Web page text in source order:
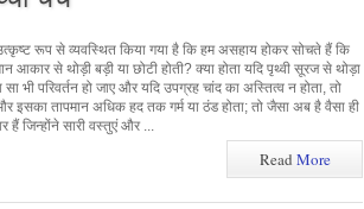
रूप से व्यवस्थित किया गया है कि हम असहाय होकर सोचते हैं कि
आकार से थोड़ी बड़ी या छोटी होती? क्या होता यदि पृथ्वी सूरज से थोड़ा
भी परिवर्तन हो जाए और यदि उपग्रह चांद का अस्तित्व न होता, तो
इसका तापमान अधिक हद तक गर्म या ठंड होता; तो जैसा अब है वैसा ही
हैं जिन्होंने सारी वस्तुएं और ...
ReadMore